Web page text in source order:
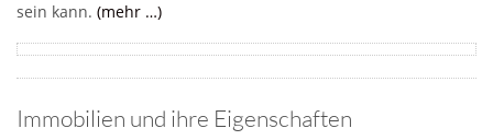
sein kann. (mehr …)
Immobilien und ihre Eigenschaften